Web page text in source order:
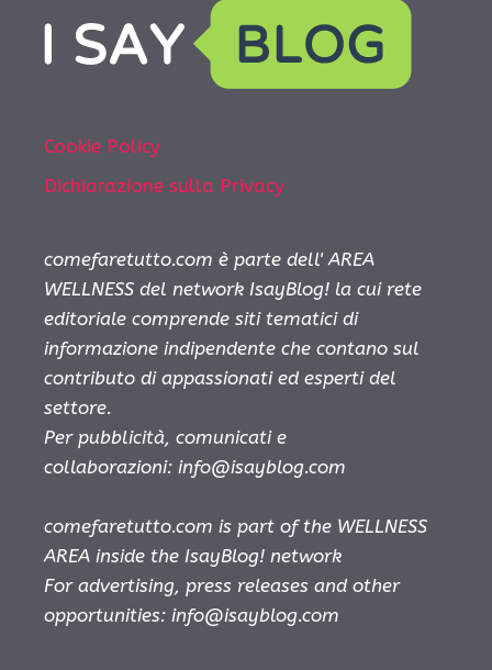
Cookie Policy
Dichiarazione sulla Privacy
comefaretutto.com è parte dell' AREA
WELLNESS del network IsayBlog! la cui rete
editoriale comprende siti tematici di
informazione indipendente che contano sul
contributo di appassionati ed esperti del
settore.
Per pubblicità, comunicati e
collaborazioni: info@isayblog.com
comefaretutto.com is part of the WELLNESS
AREA inside the IsayBlog! network
For advertising, press releases and other
opportunities: info@isayblog.com